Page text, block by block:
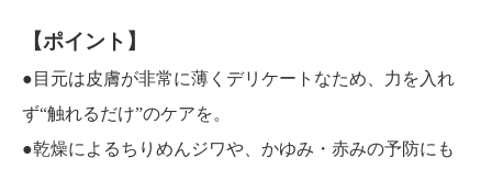
【ポイント】
●目元は皮膚が非常に薄くデリケートなため、力を入れ
ず“触れるだけ”のケアを。
●乾燥によるちりめんジワや、かゆみ・赤みの予防にも